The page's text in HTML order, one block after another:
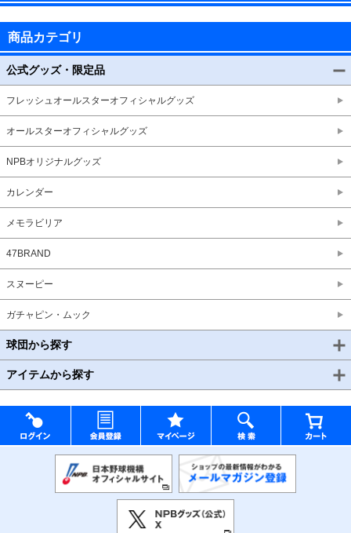
商品カテゴリ
公式グッズ・限定品
フレッシュオールスターオフィシャルグッズ
オールスターオフィシャルグッズ
NPBオリジナルグッズ
カレンダー
メモラビリア
47BRAND
スヌーピー
ガチャピン・ムック
球団から探す
アイテムから探す